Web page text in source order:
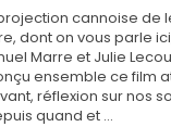
cannoise de
dont on vous parle
Marre et Julie
ensemble ce film
réflexion sur nos
quand et …